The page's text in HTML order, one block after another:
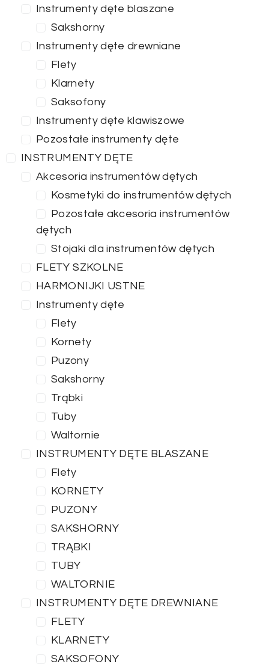
Instrumenty dęte blaszane
Sakshorny
Instrumenty dęte drewniane
Flety
Klarnety
Saksofony
Instrumenty dęte klawiszowe
Pozostałe instrumenty dęte
INSTRUMENTY DĘTE
Akcesoria instrumentów dętych
Kosmetyki do instrumentów dętych
Pozostałe akcesoria instrumentów
dętych
Stojaki dla instrumentów dętych
FLETY SZKOLNE
HARMONIJKI USTNE
Instrumenty dęte
Flety
Kornety
Puzony
Sakshorny
Trąbki
Tuby
Waltornie
INSTRUMENTY DĘTE BLASZANE
Flety
KORNETY
PUZONY
SAKSHORNY
TRĄBKI
TUBY
WALTORNIE
INSTRUMENTY DĘTE DREWNIANE
FLETY
KLARNETY
SAKSOFONY